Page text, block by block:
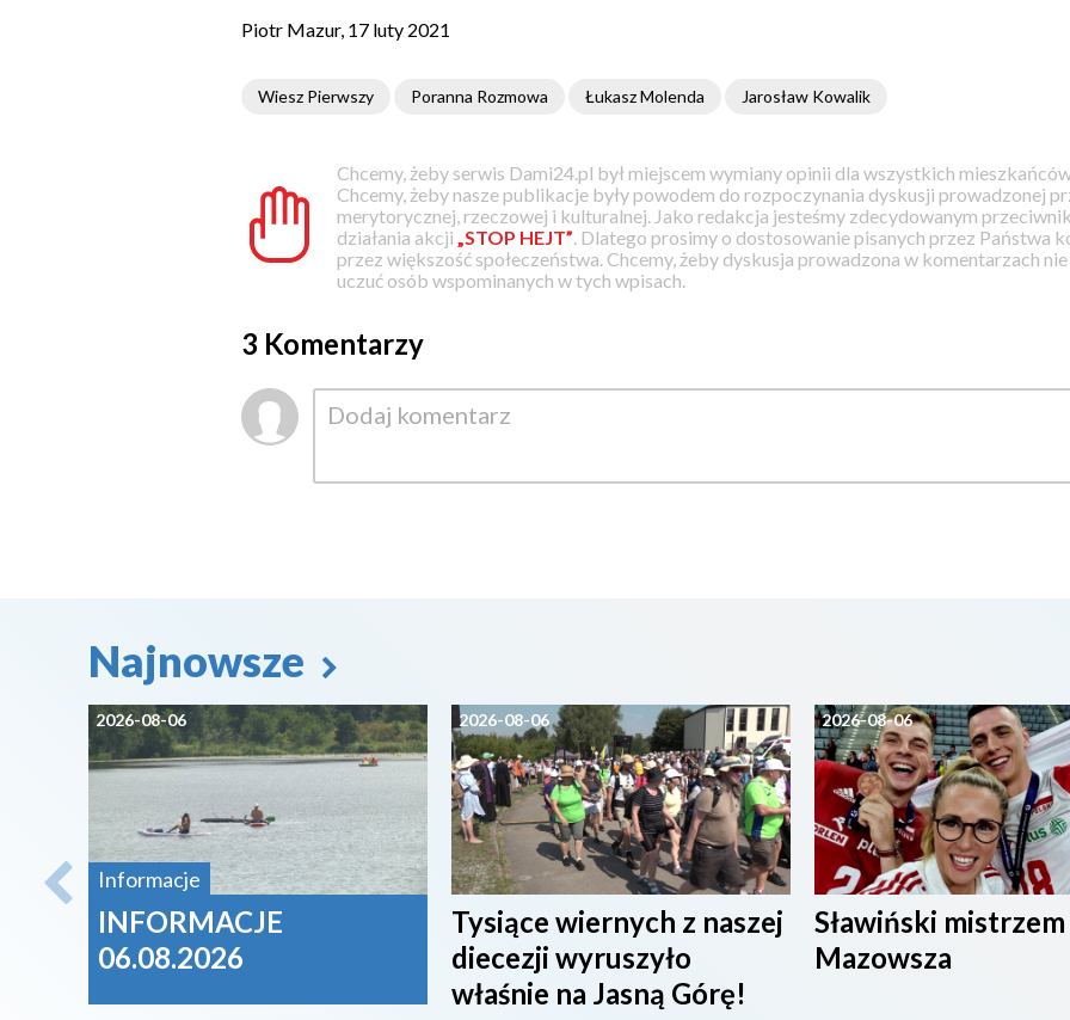
Piotr Mazur, 17 luty 2021
Wiesz Pierwszy Poranna Rozmowa Łukasz Molenda Jarosław Kowalik
Chcemy, żeby serwis Dami24.pl był miejscem wymiany opinii dla wszystkich
Chcemy, żeby nasze publikacje były powodem do rozpoczynania dyskusji prowadzonej
merytorycznej, rzeczowej i kulturalnej. Jako redakcja jesteśmy zdecydowanym
działania akcji „STOP HEJT” . Dlatego prosimy o dostosowanie pisanych przez Państwa
przez większość społeczeństwa. Chcemy, żeby dyskusja prowadzona w komentarzach
uczuć osób wspominanych w tych wpisach.
3 Komentarzy
Najnowsze
2026-08-06
Informacje
INFORMACJE
06.08.2026
2026-08-06
Tysiące wiernych z naszej
diecezji wyruszyło
właśnie na Jasną Górę!
2026-08-06
Sławiński mistrzem
Mazowsza